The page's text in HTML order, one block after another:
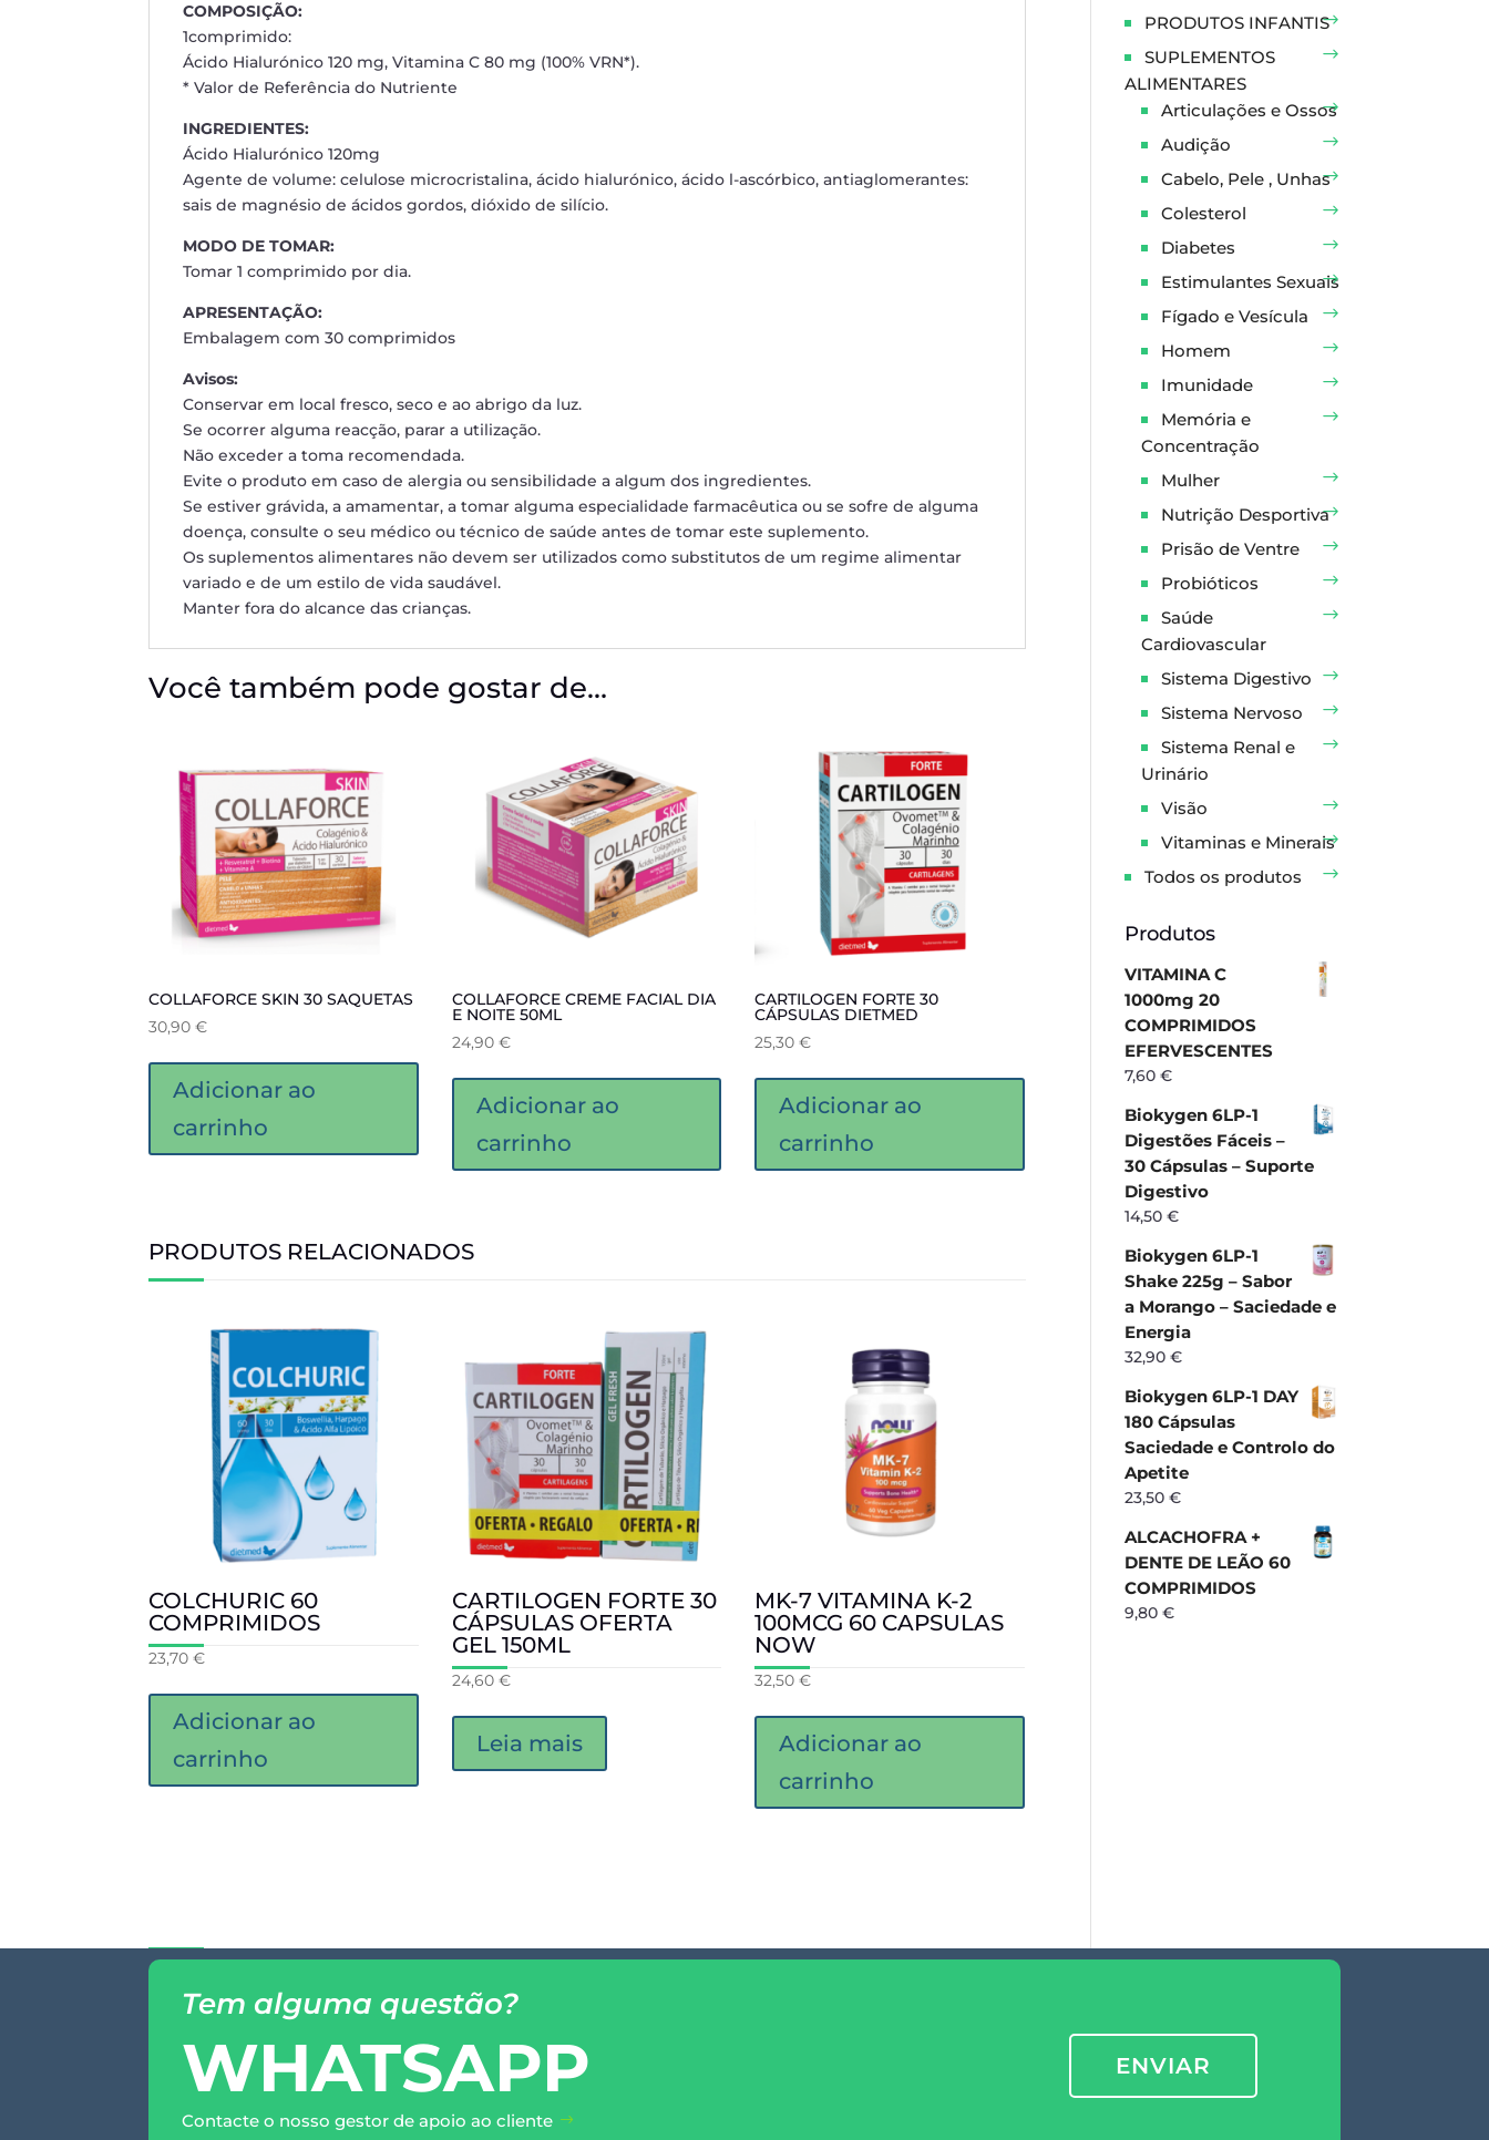
COMPOSIÇÃO:
1comprimido:
Ácido Hialurónico 120 mg, Vitamina C 80 mg (100% VRN*).
* Valor de Referência do Nutriente
INGREDIENTES:
Ácido Hialurónico 120mg
Agente de volume: celulose microcristalina, ácido hialurónico, ácido l-ascórbico, antiaglomerantes:
sais de magnésio de ácidos gordos, dióxido de silício.
MODO DE TOMAR:
Tomar 1 comprimido por dia.
APRESENTAÇÃO:
Embalagem com 30 comprimidos
Avisos:
Conservar em local fresco, seco e ao abrigo da luz.
Se ocorrer alguma reacção, parar a utilização.
Não exceder a toma recomendada.
Evite o produto em caso de alergia ou sensibilidade a algum dos ingredientes.
Se estiver grávida, a amamentar, a tomar alguma especialidade farmacêutica ou se sofre de alguma
doença, consulte o seu médico ou técnico de saúde antes de tomar este suplemento.
Os suplementos alimentares não devem ser utilizados como substitutos de um regime alimentar
variado e de um estilo de vida saudável.
Manter fora do alcance das crianças.
Você também pode gostar de…
COLLAFORCE SKIN 30 SAQUETAS
30,90€
Adicionar ao
carrinho
COLLAFORCE CREME FACIAL DIA
E NOITE 50ML
24,90 €
Adicionar ao
carrinho
CARTILOGEN FORTE 30
CÁPSULAS DIETMED
25,30€
Adicionar ao
carrinho
PRODUTOS RELACIONADOS
COLCHURIC 60
COMPRIMIDOS
23,70€
Adicionar ao
carrinho
CARTILOGEN FORTE 30
CÁPSULAS OFERTA
GEL 150ML
24,60 €
Leia mais
MK-7 VITAMINA K-2
100MCG 60 CAPSULAS
NOW
32,50€
Adicionar ao
carrinho
PRODUTOS INFANTIS
SUPLEMENTOS
ALIMENTARES
Articulações e Ossos
Audição
Cabelo, Pele , Unhas
Colesterol
Diabetes
Estimulantes Sexuais
Fígado e Vesícula
Homem
Imunidade
Memória e
Concentração
Mulher
Nutrição Desportiva
Prisão de Ventre
Probióticos
Saúde
Cardiovascular
Sistema Digestivo
Sistema Nervoso
Sistema Renal e
Urinário
Visão
Vitaminas e Minerais
Todos os produtos
Produtos
VITAMINA C
1000mg 20
COMPRIMIDOS
EFERVESCENTES
7,60€
Biokygen 6LP-1
Digestões Fáceis –
30 Cápsulas – Suporte
Digestivo
14,50€
Biokygen 6LP-1
Shake 225g – Sabor
a Morango – Saciedade e
Energia
32,90€
Biokygen 6LP-1 DAY
180 Cápsulas
Saciedade e Controlo do
Apetite
23,50€
ALCACHOFRA +
DENTE DE LEÃO 60
COMPRIMIDOS
9,80€
Tem alguma questão?
WHATSAPP
Contacte o nosso gestor de apoio ao cliente
ENVIAR